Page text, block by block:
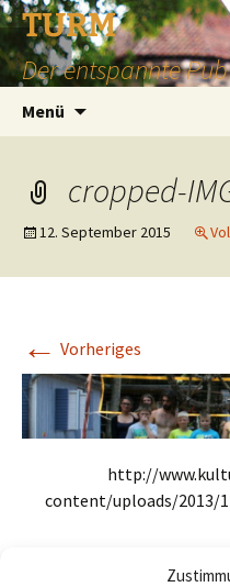
TURM
Der entspannte
Menü
cropped-
12. September 2015
← Vorheriges
http://
content/uploads/2013/